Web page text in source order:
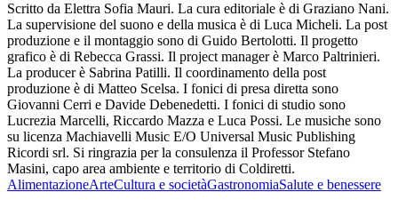
Scritto da Elettra Sofia Mauri. La cura editoriale è di Graziano Nani.
La supervisione del suono e della musica è di Luca Micheli. La post
produzione e il montaggio sono di Guido Bertolotti. Il progetto
grafico è di Rebecca Grassi. Il project manager è Marco Paltrinieri.
La producer è Sabrina Patilli. Il coordinamento della post
produzione è di Matteo Scelsa. I fonici di presa diretta sono
Giovanni Cerri e Davide Debenedetti. I fonici di studio sono
Lucrezia Marcelli, Riccardo Mazza e Luca Possi. Le musiche sono
su licenza Machiavelli Music E/O Universal Music Publishing
Ricordi srl. Si ringrazia per la consulenza il Professor Stefano
Masini, capo area ambiente e territorio di Coldiretti.
AlimentazioneArteCultura e societàGastronomiaSalute e benessere